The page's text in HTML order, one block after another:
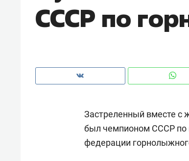
СССР по
Застреленный вместе с
был чемпионом СССР по
федерации
чем интересен Оман?